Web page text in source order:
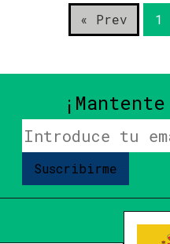
« Prev 1
Suscribirme